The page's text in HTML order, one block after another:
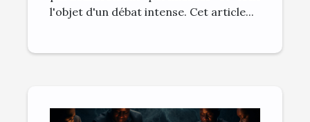
l'objet d'un débat intense. Cet article...